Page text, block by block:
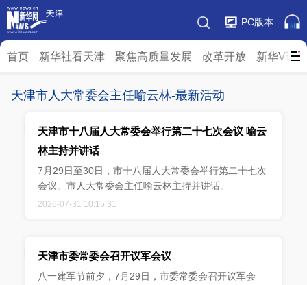
PC版本
首页 新华社看天津 聚焦高质量发展 改革开放 新华V访谈
天津市人大常委会主任喻云林-最新活动
天津市十八届人大常委会举行第二十七次会议 喻云
林主持并讲话
7月29日至30日，市十八届人大常委会举行第二十七次
会议。市人大常委会主任喻云林主持并讲话。
2026-07-31 10:15:31
天津市委常委会召开议军会议
八一建军节前夕，7月29日，市委常委会召开议军会